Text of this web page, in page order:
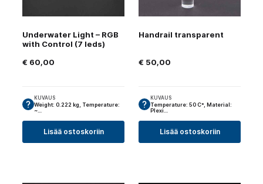
Underwater Light – RGB
with Control (7 leds)
€ 60,00
KUVAUS
Weight: 0.222 kg, Temperature:
~…
Lisää ostoskoriin
Handrail transparent
€ 50,00
KUVAUS
Temperature: 50 C°, Material:
Plexi…
Lisää ostoskoriin